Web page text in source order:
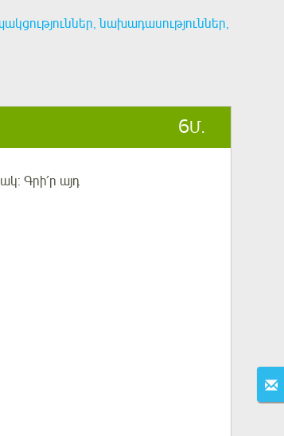
նախադասություններ,
6Մ.
Գրի՛ր այդ